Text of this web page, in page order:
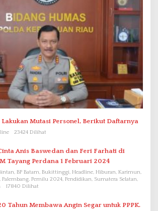
Mutasi Personel, Berikut Daftarnya
23424 Dilihat
Anis Baswedan dan Feri Farhati di
Tayang Perdana 1 Februari 2024
BP Batam, Bukittinggi, Headline, Hiburan, Karimun,
Palembang, Pemilu 2024, Pendidikan, Sumatera Selatan,
17840 Dilihat
Tahun Membawa Angin Segar untuk PPPK.